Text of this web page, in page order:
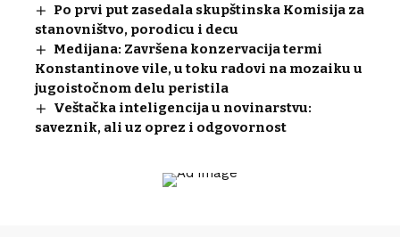
Po prvi put zasedala skupštinska Komisija za
stanovništvo, porodicu i decu
Medijana: Završena konzervacija termi
Konstantinove vile, u toku radovi na mozaiku u
jugoistočnom delu peristila
Veštačka inteligencija u novinarstvu:
saveznik, ali uz oprez i odgovornost